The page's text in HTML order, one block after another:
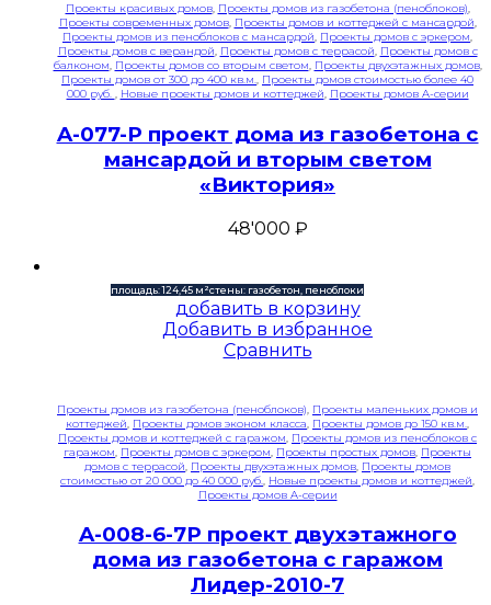
Проекты красивых домов, Проекты домов из газобетона (пеноблоков),
Проекты современных домов, Проекты домов и коттеджей с мансардой,
Проекты домов из пеноблоков с мансардой, Проекты домов с эркером,
Проекты домов с верандой, Проекты домов с террасой, Проекты домов с
балконом, Проекты домов со вторым светом, Проекты двухэтажных домов,
Проекты домов от 300 до 400 кв.м., Проекты домов стоимостью более 40
000 руб. , Новые проекты домов и коттеджей, Проекты домов A-серии
A-077-P проект дома из газобетона с
мансардой и вторым светом
«Виктория»
48'000 ₽
площадь: 124,45 м²стены: газобетон, пеноблоки
добавить в корзину
Добавить в избранное
Сравнить
Проекты домов из газобетона (пеноблоков) Проекты маленьких домов и
коттеджей Проекты домов эконом класса Проекты домов до 150 кв.м.
Проекты домов и коттеджей с гаражом Проекты домов из пеноблоков с
гаражом Проекты домов с эркером Проекты простых домов Проекты
домов с террасой Проекты двухэтажных домов Проекты домов
стоимостью от 20 000 до 40 000 руб.
Новые проекты домов и коттеджей
Проекты домов A-серии
A-008-6-7P проект двухэтажного
дома из газобетона с гаражом
Лидер-2010-7